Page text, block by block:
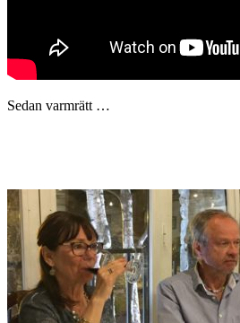
Sedan varmrätt …